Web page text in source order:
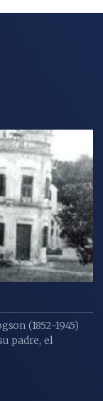
(1852-1945)
padre, el